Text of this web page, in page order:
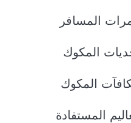
المسافر
المكوك
المكوك
المستفادة